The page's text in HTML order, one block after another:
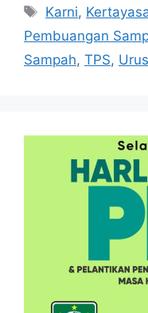
Tag
Karni,
Pembuangan
Sampah, TPS, Urus